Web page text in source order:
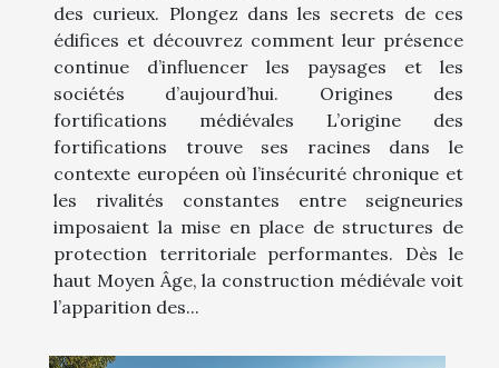
des curieux. Plongez dans les secrets de ces
édifices et découvrez comment leur présence
continue d’influencer les paysages et les
sociétés d’aujourd’hui. Origines des
fortifications médiévales L’origine des
fortifications trouve ses racines dans le
contexte européen où l’insécurité chronique et
les rivalités constantes entre seigneuries
imposaient la mise en place de structures de
protection territoriale performantes. Dès le
haut Moyen Âge, la construction médiévale voit
l’apparition des...